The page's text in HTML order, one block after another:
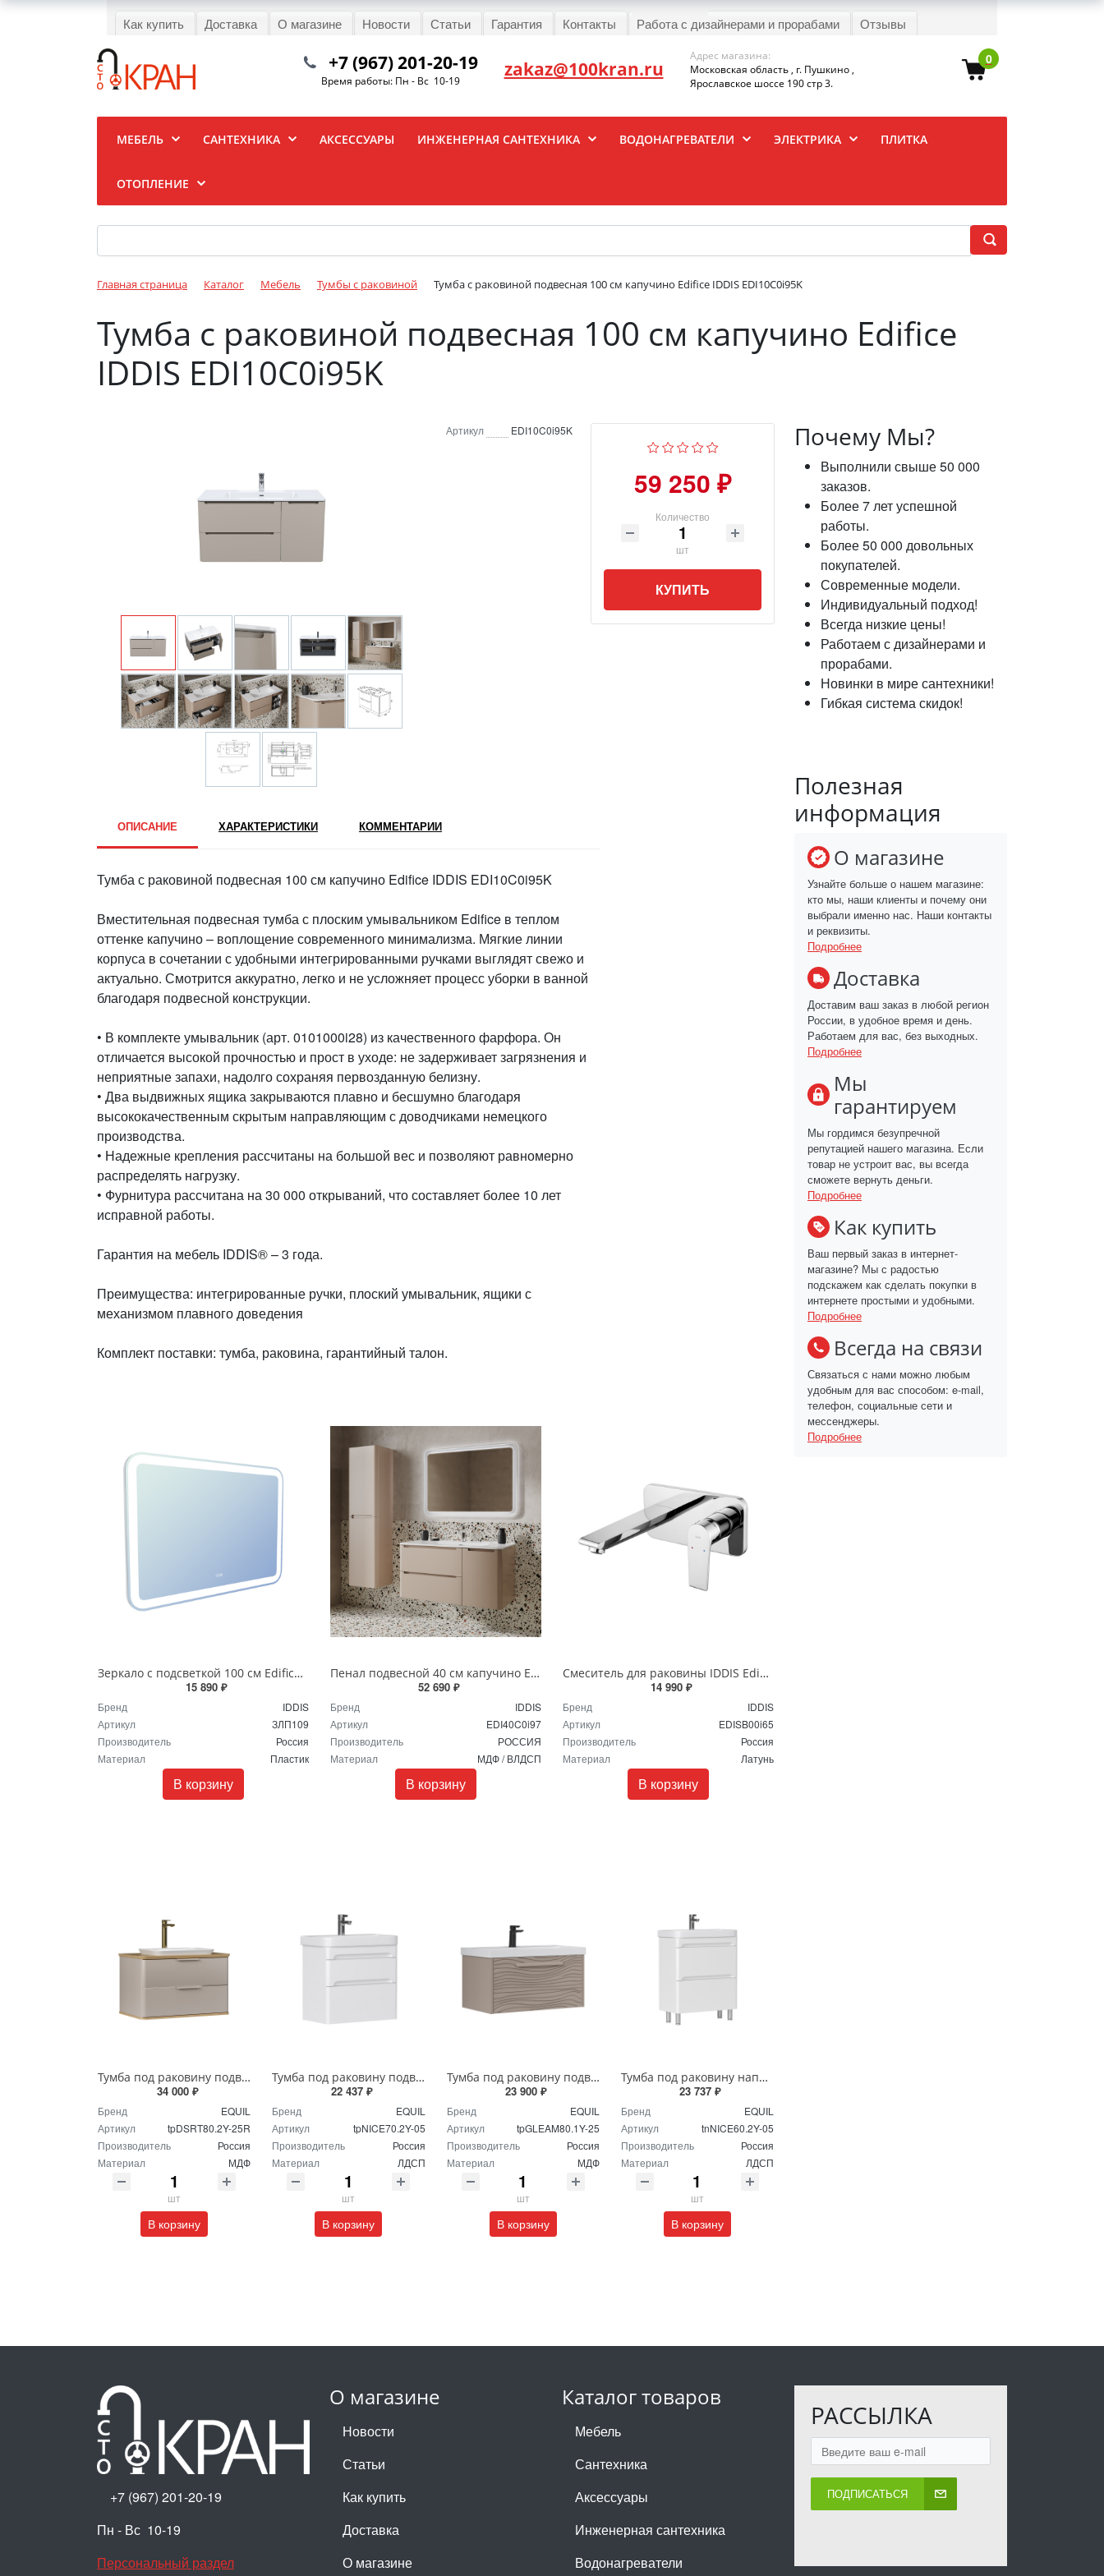
Как купить Доставка О магазине Новости Статьи Гарантия Контакты Работа с дизайнерами и прорабами Отзывы
0
+7 (967) 201-20-19
Время работы: Пн - Вс 10-19 zakaz@100kran.ru
Адрес магазина:
Московская область , г. Пушкино ,
Ярославское шоссе 190 стр 3.
МЕБЕЛЬ САНТЕХНИКА АКСЕССУАРЫ ИНЖЕНЕРНАЯ САНТЕХНИКА ВОДОНАГРЕВАТЕЛИ ЭЛЕКТРИКА ПЛИТКА
ОТОПЛЕНИЕ
Главная страница Каталог Мебель Тумбы с раковиной Тумба с раковиной подвесная 100 см капучино Edifice IDDIS EDI10C0i95K
Тумба с раковиной подвесная 100 см капучино Edifice
IDDIS EDI10C0i95K
Артикул EDI10C0i95K
59 250 ₽
Количество
шт
КУПИТЬ
ОПИСАНИЕ ХАРАКТЕРИСТИКИ КОММЕНТАРИИ
Тумба с раковиной подвесная 100 см капучино Edifice IDDIS EDI10C0i95K
Вместительная подвесная тумба с плоским умывальником Edifice в теплом
оттенке капучино – воплощение современного минимализма. Мягкие линии
корпуса в сочетании с удобными интегрированными ручками выглядят свежо и
актуально. Смотрится аккуратно, легко и не усложняет процесс уборки в ванной
благодаря подвесной конструкции.
• В комплекте умывальник (арт. 0101000i28) из качественного фарфора. Он
отличается высокой прочностью и прост в уходе: не задерживает загрязнения и
неприятные запахи, надолго сохраняя первозданную белизну.
• Два выдвижных ящика закрываются плавно и бесшумно благодаря
высококачественным скрытым направляющим с доводчиками немецкого
производства.
• Надежные крепления рассчитаны на большой вес и позволяют равномерно
распределять нагрузку.
• Фурнитура рассчитана на 30 000 открываний, что составляет более 10 лет
исправной работы.
Гарантия на мебель IDDIS® – 3 года.
Преимущества: интегрированные ручки, плоский умывальник, ящики с
механизмом плавного доведения
Комплект поставки: тумба, раковина, гарантийный талон.
Зеркало с подсветкой 100 см Edifice IDDIS ЗЛП109
15 890 ₽
Бренд
IDDIS
Артикул
ЗЛП109
Производитель
Россия
Материал
Пластик
В корзину
Пенал подвесной 40 см капучино Edifice IDDIS EDI40C0i97
52 690 ₽
Бренд
IDDIS
Артикул
EDI40C0i97
Производитель
РОССИЯ
Материал
МДФ / ВЛДСП
В корзину
Смеситель для раковины IDDIS Edifice EDISB00i65 хром
14 990 ₽
Бренд
IDDIS
Артикул
EDISB00i65
Производитель
Россия
Материал
Латунь
В корзину
Тумба под раковину подвесная EQUIL Десерт 80.2Я/Desert 80.2Y с ручками в цвет амарок tpDSRT80.2Y-25R амарок/дуб
34 000 ₽
Бренд
EQUIL
Артикул
tpDSRT80.2Y-25R
Производитель
Россия
Материал
МДФ
шт
В корзину
Тумба под раковину подвесная EQUIL Найс 70 см tpNICE70.2Y-05 белая
22 437 ₽
Бренд
EQUIL
Артикул
tpNICE70.2Y-05
Производитель
Россия
Материал
ЛДСП
шт
В корзину
Тумба под раковину подвесная EQUIL Глеам 80.1Я/Gleam 80.1Y амарок/дуб вотан tpGLEAM80.1Y-25
23 900 ₽
Бренд
EQUIL
Артикул
tpGLEAM80.1Y-25
Производитель
Россия
Материал
МДФ
шт
В корзину
Тумба под раковину напольная EQUIL Найс 60 см tnNICE60.2Y-05 белая
23 737 ₽
Бренд
EQUIL
Артикул
tnNICE60.2Y-05
Производитель
Россия
Материал
ЛДСП
шт
В корзину
Почему Мы?
Выполнили свыше 50 000
заказов.
Более 7 лет успешной
работы.
Более 50 000 довольных
покупателей.
Современные модели.
Индивидуальный подход!
Всегда низкие цены!
Работаем с дизайнерами и
прорабами.
Новинки в мире сантехники!
Гибкая система скидок!
Полезная
информация
О магазине
Узнайте больше о нашем магазине:
кто мы, наши клиенты и почему они
выбрали именно нас. Наши контакты
и реквизиты.
Подробнее
Доставка
Доставим ваш заказ в любой регион
России, в удобное время и день.
Работаем для вас, без выходных.
Подробнее
Мы
гарантируем
Мы гордимся безупречной
репутацией нашего магазина. Если
товар не устроит вас, вы всегда
сможете вернуть деньги.
Подробнее
Как купить
Ваш первый заказ в интернет-
магазине? Мы с радостью
подскажем как сделать покупки в
интернете простыми и удобными.
Подробнее
Всегда на связи
Связаться с нами можно любым
удобным для вас способом: e-mail,
телефон, социальные сети и
мессенджеры.
Подробнее
О магазине
Новости
Статьи
Как купить
Доставка
О магазине
Каталог товаров
Мебель
Сантехника
Аксессуары
Инженерная сантехника
Водонагреватели
РАССЫЛКА
ПОДПИСАТЬСЯ
+7 (967) 201-20-19
Пн - Вс 10-19
Персональный раздел